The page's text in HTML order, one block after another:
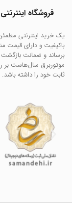
فروشگاه
یک خرید اینترنتی
باکیفیت و دارای قیمت
برساند و ضمانت بازگشت
موتوربرق سال‌هاست بر
ثابت خود را داشته باشد.